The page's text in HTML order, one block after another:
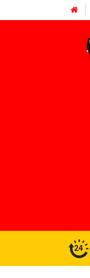
24
Gerekenler: Telegram